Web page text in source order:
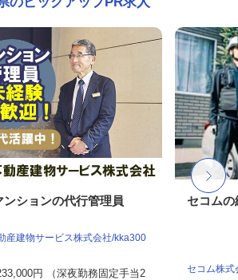
ンションの代行管理員
産建物サービス株式会社/kka300
円 （深夜勤務固定手当2
セコムの
セコム株式